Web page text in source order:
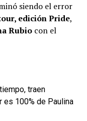
siendo el error
edición Pride,
Rubio con el
traen
es 100% de Paulina